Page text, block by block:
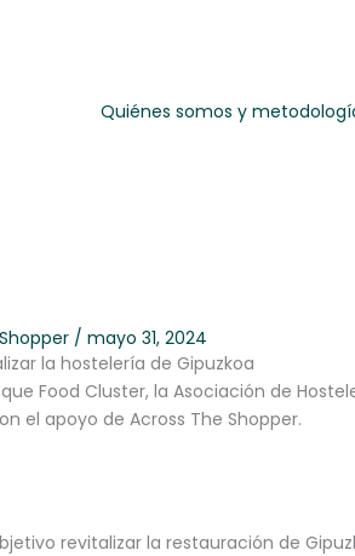
Quiénes somos y
/mayo 31, 2024
la hostelería de Gipuzkoa
Food Cluster, la Asociación de
el apoyo de Across The Shopper.
revitalizar la restauración de